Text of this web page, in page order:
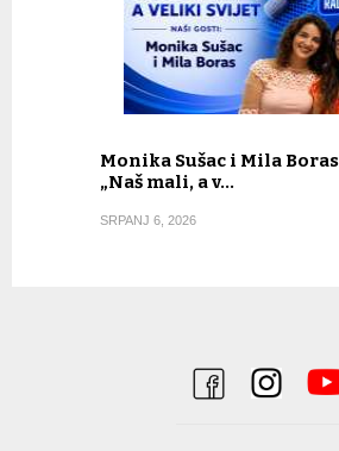
Monika Sušac i Mila
„Naš mali, a v…
SRPANJ 6, 2026